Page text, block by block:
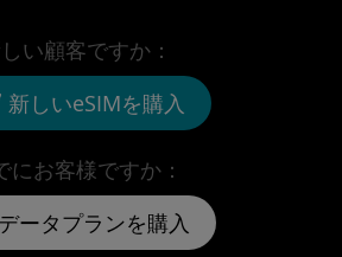
にお客様ですか：
データプランを購入
い顧客ですか：
新しいeSIMを購入